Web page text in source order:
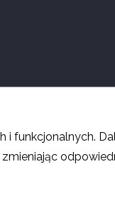
funkcjonalnych.